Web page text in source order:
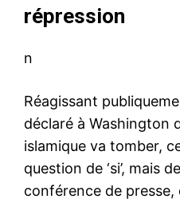
répression
n
Réagissant
déclaré à Washington
islamique va tomber,
question de ‘si’, mais
conférence de presse,